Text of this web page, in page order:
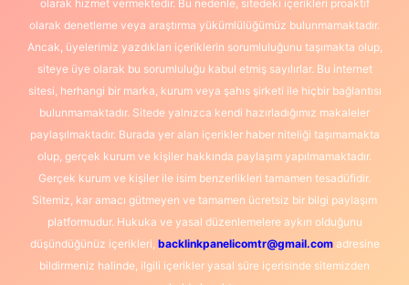
olarak hizmet vermektedir. Bu nedenle, sitedeki içerikleri proaktif
olarak denetleme veya araştırma yükümlülüğümüz bulunmamaktadır.
Ancak, üyelerimiz yazdıkları içeriklerin sorumluluğunu taşımakta olup,
siteye üye olarak bu sorumluluğu kabul etmiş sayılırlar. Bu internet
sitesi, herhangi bir marka, kurum veya şahıs şirketi ile hiçbir bağlantısı
bulunmamaktadır. Sitede yalnızca kendi hazırladığımız makaleler
paylaşılmaktadır. Burada yer alan içerikler haber niteliği taşımamakta
olup, gerçek kurum ve kişiler hakkında paylaşım yapılmamaktadır.
Gerçek kurum ve kişiler ile isim benzerlikleri tamamen tesadüfidir.
Sitemiz, kar amacı gütmeyen ve tamamen ücretsiz bir bilgi paylaşım
platformudur. Hukuka ve yasal düzenlemelere aykırı olduğunu
düşündüğünüz içerikleri, backlinkpanelicomtr@gmail.comadresine
bildirmeniz halinde, ilgili içerikler yasal süre içerisinde sitemizden